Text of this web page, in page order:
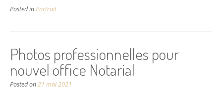
Posted inPortrait
Photos professionnelles pour
nouvel office Notarial
Posted on21 mai 2021